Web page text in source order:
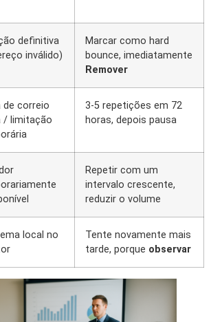
definitiva
inválido)
Marcar como hard
bounce, imediatamente
Remover
de correio
/ limitação
3-5 repetições em 72
horas, depois pausa
Repetir com um
intervalo crescente,
reduzir o volume
local no
Tente novamente mais
tarde, porque observar